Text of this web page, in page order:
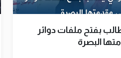
بفتح ملفات دوائر
البصرة